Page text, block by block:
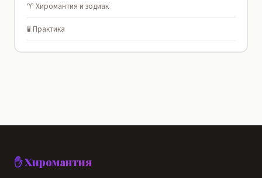
♈ Хиромантия и зодиак
🧪 Практика
✋ Хиромантия